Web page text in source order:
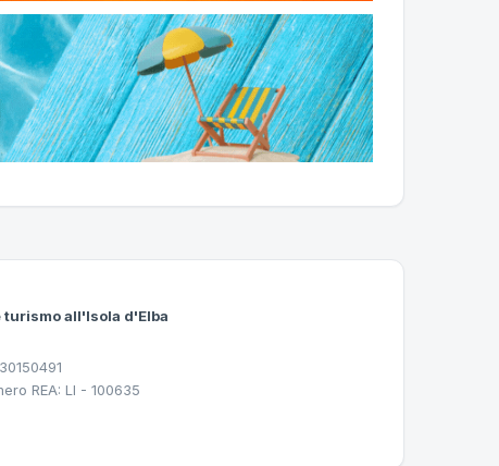
turismo all'Isola d'Elba
REA: LI - 100635